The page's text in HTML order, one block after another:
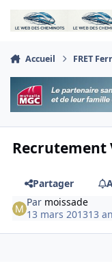
Aller au contenu
Accueil FRET
Recrutement
Partager
Par moissade
13 mars 201313